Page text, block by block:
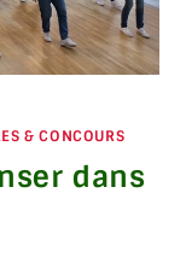
& CONCOURS
dans